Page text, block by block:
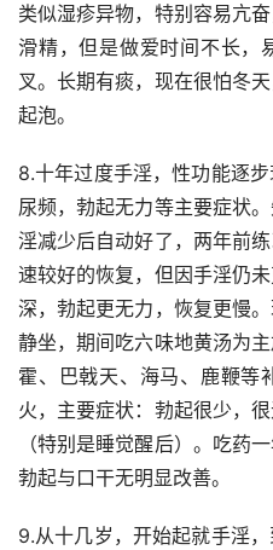
类似湿疹异物，特别容易亢
滑精，但是做爱时间不长，
叉。长期有痰，现在很怕冬
起泡。
8.十年过度手淫，性功能逐
尿频，勃起无力等主要症状
淫减少后自动好了，两年前
速较好的恢复，但因手淫仍
深，勃起更无力，恢复更慢
静坐，期间吃六味地黄汤为
霍、巴戟天、海马、鹿鞭等
火，主要症状：勃起很少，
（特别是睡觉醒后）。吃药
勃起与口干无明显改善。
9.从十几岁，开始起就手淫